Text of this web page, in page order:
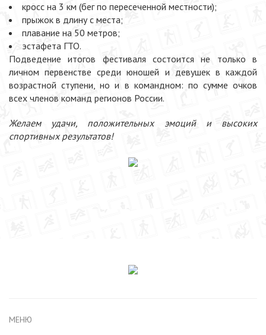
кросс на 3 км (бег по пересеченной местности);
прыжок в длину с места;
плавание на 50 метров;
эстафета ГТО.
Подведение итогов фестиваля состоится не только в
личном первенстве среди юношей и девушек в каждой
возрастной ступени, но и в командном: по сумме очков
всех членов команд регионов России.
Желаем удачи, положительных эмоций и высоких
спортивных результатов!
МЕНЮ